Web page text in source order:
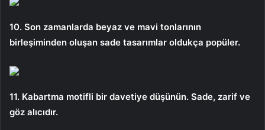
10. Son zamanlarda beyaz ve mavi tonlarının
birleşiminden oluşan sade tasarımlar oldukça popüler.
11. Kabartma motifli bir davetiye düşünün. Sade, zarif ve
göz alıcıdır.